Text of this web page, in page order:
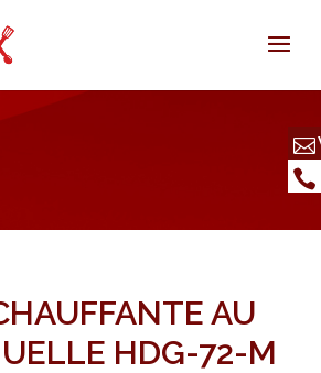
AU
HDG-72-M